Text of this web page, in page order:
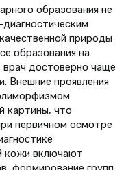
образования не
природы
образования на
достоверно чаще
Внешние проявления
картины, что
первичном осмотре
кожи включают